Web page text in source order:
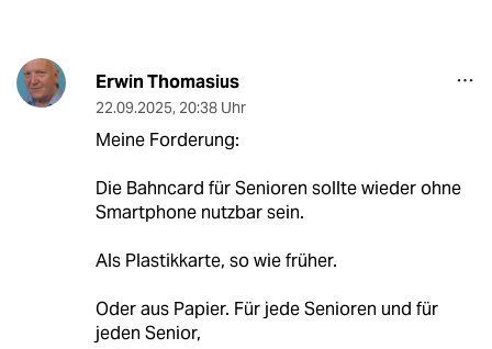
Erwin Thomasius
22.09.2025, 20:38 Uhr
Meine Forderung:
Die Bahncard für Senioren sollte wieder ohne
Smartphone nutzbar sein.
Als Plastikkarte, so wie früher.
Oder aus Papier. Für jede Senioren und für
jeden Senior,